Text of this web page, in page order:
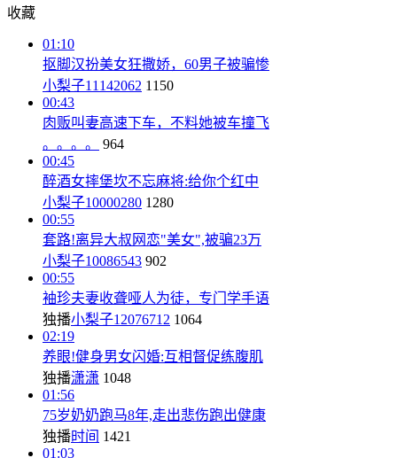
收藏
01:10
抠脚汉扮美女狂撒娇，60男子被骗惨
小梨子11142062 1150
00:43
肉贩叫妻高速下车，不料她被车撞飞
。。。。
964
00:45
醉酒女摔堡坎不忘麻将:给你个红中
小梨子10000280 1280
00:55
套路!离异大叔网恋"美女",被骗23万
小梨子10086543 902
00:55
袖珍夫妻收聋哑人为徒，专门学手语
独播小梨子12076712 1064
02:19
养眼!健身男女闪婚:互相督促练腹肌
独播潇潇 1048
01:56
75岁奶奶跑马8年,走出悲伤跑出健康
独播时间 1421
01:03